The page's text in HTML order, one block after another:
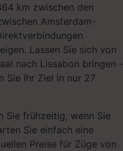
km zwischen den
Amsterdam-
Lassen Sie sich von
nach Lissabon bringen -
Sie Ihr Ziel in nur 27
Sie frühzeitig, wenn Sie
Sie einfach eine
Preise für Züge von